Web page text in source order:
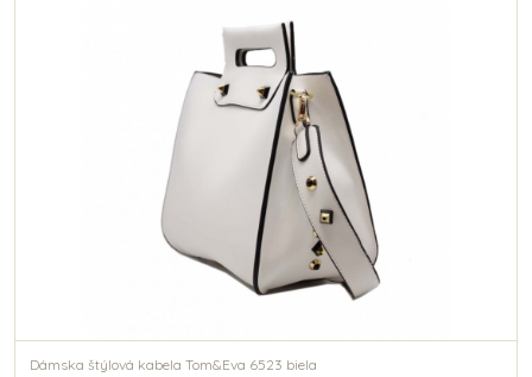
Dámska štýlová kabela Tom&Eva 6523 biela